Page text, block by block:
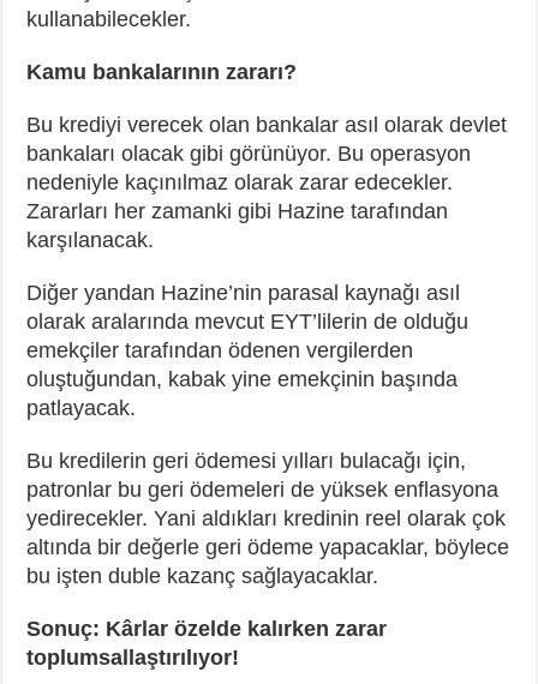
kullanabilecekler.
Kamu bankalarının zararı?
Bu krediyi verecek olan bankalar asıl olarak devlet
bankaları olacak gibi görünüyor. Bu operasyon
nedeniyle kaçınılmaz olarak zarar edecekler.
Zararları her zamanki gibi Hazine tarafından
karşılanacak.
Diğer yandan Hazine’nin parasal kaynağı asıl
olarak aralarında mevcut EYT’lilerin de olduğu
emekçiler tarafından ödenen vergilerden
oluştuğundan, kabak yine emekçinin başında
patlayacak.
Bu kredilerin geri ödemesi yılları bulacağı için,
patronlar bu geri ödemeleri de yüksek enflasyona
yedirecekler. Yani aldıkları kredinin reel olarak çok
altında bir değerle geri ödeme yapacaklar, böylece
bu işten duble kazanç sağlayacaklar.
Sonuç: Kârlar özelde kalırken zarar
toplumsallaştırılıyor!